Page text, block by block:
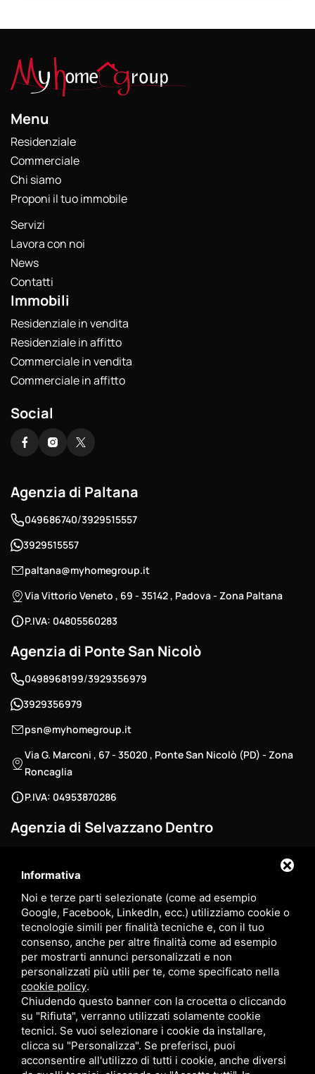
Informativa
Noi e terze parti selezionate (come ad esempio
Google, Facebook, LinkedIn, ecc.) utilizziamo cookie o
tecnologie simili per finalità tecniche e, con il tuo
consenso, anche per altre finalità come ad esempio
per mostrarti annunci personalizzati e non
personalizzati più utili per te, come specificato nella
cookie policy.
Chiudendo questo banner con la crocetta o cliccando
su "Rifiuta", verranno utilizzati solamente cookie
tecnici. Se vuoi selezionare i cookie da installare,
clicca su "Personalizza". Se preferisci, puoi
acconsentire all'utilizzo di tutti i cookie, anche diversi
Menu
Residenziale
Commerciale
Chi siamo
Proponi il tuo immobile
Servizi
Lavora con noi
News
Contatti
Immobili
Residenziale in vendita
Residenziale in affitto
Commerciale in vendita
Commerciale in affitto
Social
Agenzia di Paltana
049686740/3929515557
3929515557
paltana@myhomegroup.it
Via Vittorio Veneto , 69 - 35142 , Padova - Zona Paltana
P.IVA: 04805560283
Agenzia di Ponte San Nicolò
0498968199/3929356979
3929356979
psn@myhomegroup.it
Via G. Marconi , 67 - 35020 , Ponte San Nicolò (PD) - Zona
Roncaglia
P.IVA: 04953870286
Agenzia di Selvazzano Dentro
3881003229
selva@myhomegroup.it
Via Padova , 12/E - 35030 , Selvazzano Dentro (PD) - Zona
Tencarola
P.IVA: 03744680285
My Home Group srl - P. IVA 05334400289
Sitemap-Privacy Policy- Questo sito è protetto da Google